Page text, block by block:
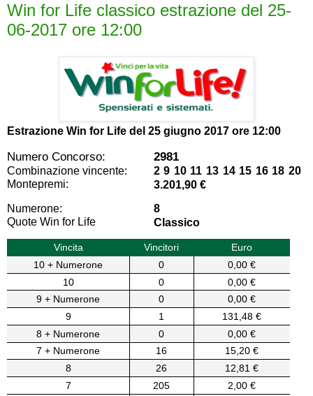
Win for Life classico estrazione del 25-
06-2017 ore 12:00
Estrazione Win for Life del 25 giugno 2017 ore 12:00
Numero Concorso: 2981
Combinazione vincente:
2 9 10 11 13 14 15 16 18 20
Montepremi:
3.201,90 €
Numerone:
8
Quote Win for Life
Classico
Vincita Vincitori
Euro
10 + Numerone
0
0,00 €
10
0
0,00 €
9 + Numerone
0
0,00 €
9
1
131,48 €
8 + Numerone
0
0,00 €
7 + Numerone
16
15,20 €
8
26
12,81 €
7
205
2,00 €